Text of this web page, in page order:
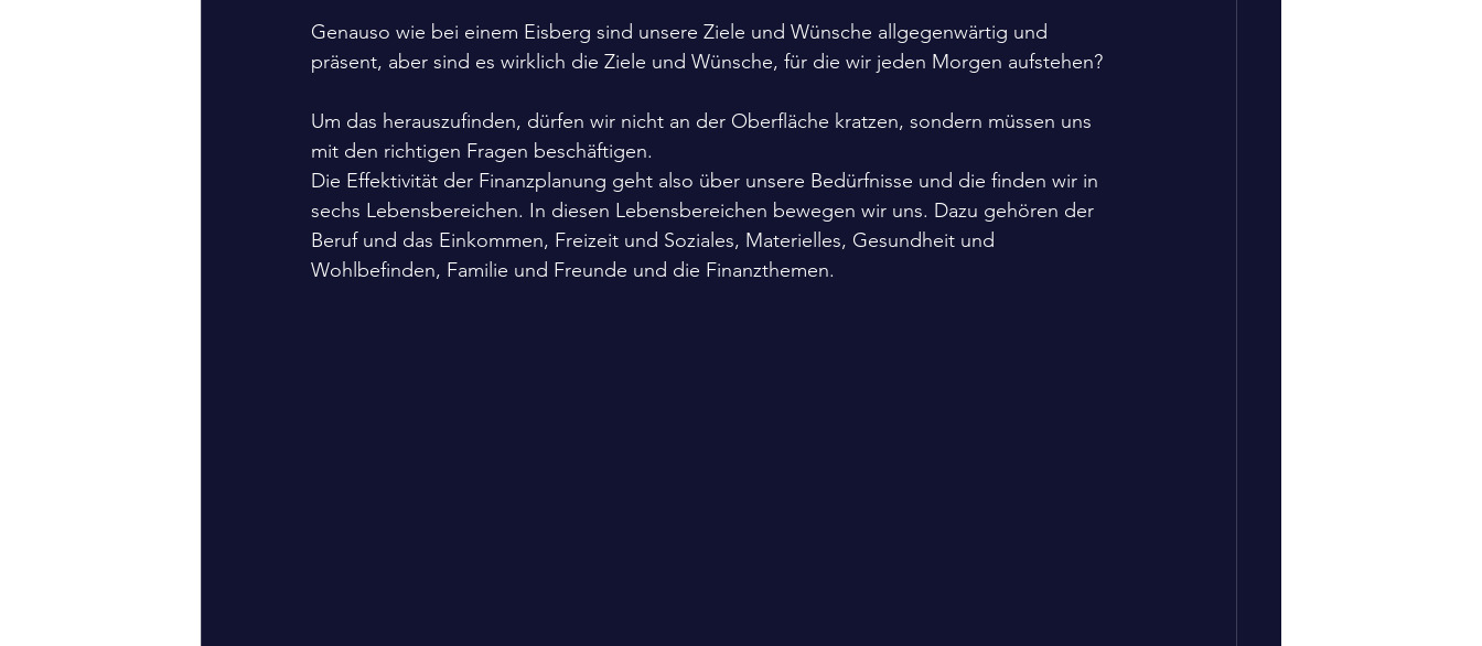
Genauso wie bei einem Eisberg sind unsere Ziele und Wünsche allgegenwärtig und
präsent, aber sind es wirklich die Ziele und Wünsche, für die wir jeden Morgen aufstehen?
Um das herauszufinden, dürfen wir nicht an der Oberfläche kratzen, sondern müssen uns
mit den richtigen Fragen beschäftigen.
Die Effektivität der Finanzplanung geht also über unsere Bedürfnisse und die finden wir in
sechs Lebensbereichen. In diesen Lebensbereichen bewegen wir uns. Dazu gehören der
Beruf und das Einkommen, Freizeit und Soziales, Materielles, Gesundheit und
Wohlbefinden, Familie und Freunde und die Finanzthemen.